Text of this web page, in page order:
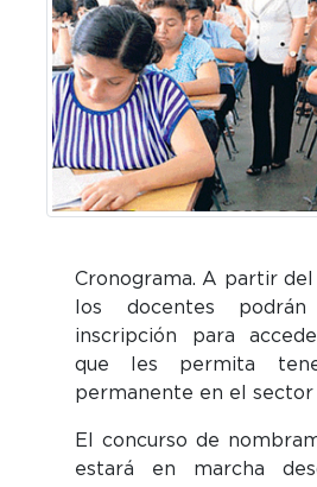
Cronograma. A partir del
los docentes
inscripción para
que les permita
permanente en el sector
El concurso de
estará en marcha